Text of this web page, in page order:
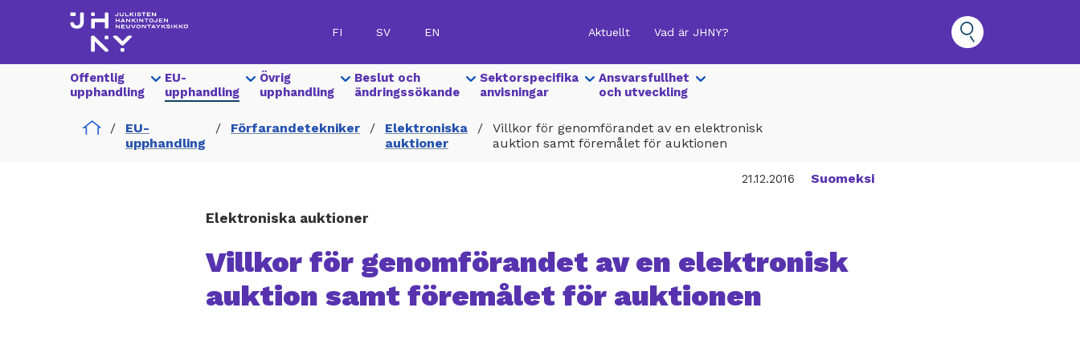
huvudinnehåll
FI SV EN
|
Ylävalikko
(SV)
Aktuellt Vad är JHNY?
Hankinnat
Show
submenu
Offentlig
upphandling
Show
submenu
for
EU-
upphandling
Show
submenu
Övrig
upphandling
Show
submenu
Beslut och
ändringssökande
Show
submenu
Sektorspecifika
anvisningar
Show
submenu
Ansvarsfullhet
och utveckling
Home
EU-
upphandling
Förfarandetekniker
Elektroniska
auktioner
Villkor för genomförandet av en elektronisk
auktion samt föremålet för auktionen
21.12.2016 Suomeksi
Elektroniska auktioner
Villkor för genomförandet av en elektronisk
auktion samt föremålet för auktionen